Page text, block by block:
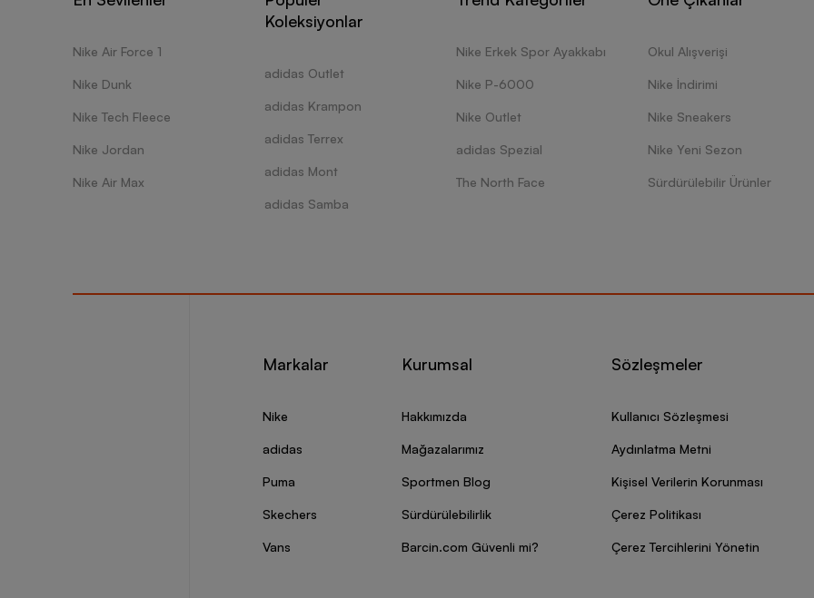
Nike Air Force 1
Nike Dunk
Nike Tech Fleece
Nike Jordan
Nike Air Max
Koleksiyonlar
adidas Outlet
adidas Krampon
adidas Terrex
adidas Mont
adidas Samba
Nike Erkek Spor Ayakkabı
Nike P-6000
Nike Outlet
adidas Spezial
The North Face
Okul Alışverişi
Nike İndirimi
Nike Sneakers
Nike Yeni Sezon
Sürdürülebilir Ürünler
Markalar
Nike
adidas
Puma
Skechers
Vans
Kurumsal
Hakkımızda
Mağazalarımız
Sportmen Blog
Sürdürülebilirlik
Barcin.com Güvenli mi?
Sözleşmeler
Kullanıcı Sözleşmesi
Aydınlatma Metni
Kişisel Verilerin Korunması
Çerez Politikası
Çerez Tercihlerini Yönetin